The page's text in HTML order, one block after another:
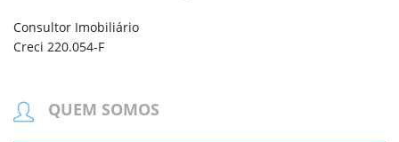
Consultor Imobiliário
Creci 220.054-F
QUEM SOMOS